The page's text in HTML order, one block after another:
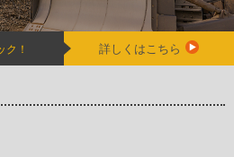
！ 詳しくはこちら